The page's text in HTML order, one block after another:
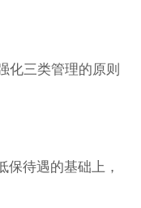
化三类管理的原则
保待遇的基础上，